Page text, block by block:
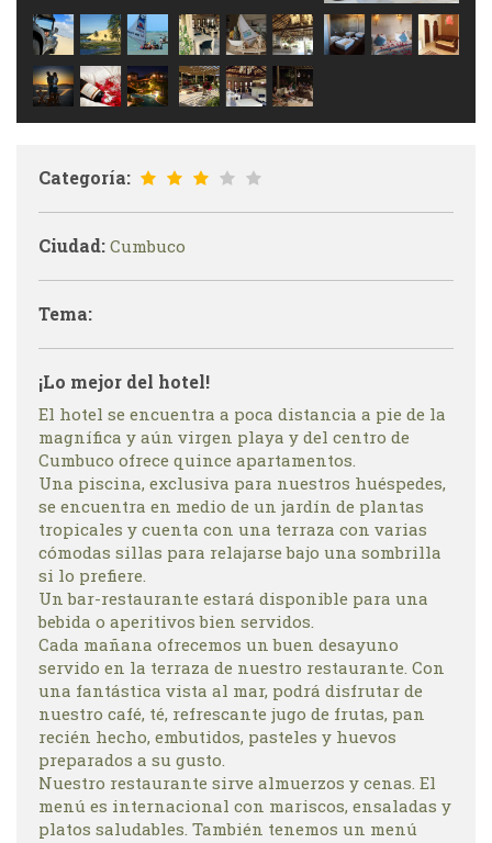
Categoría:
Ciudad: Cumbuco
Tema:
¡Lo mejor del hotel!
El hotel se encuentra a poca distancia a pie de la
magnífica y aún virgen playa y del centro de
Cumbuco ofrece quince apartamentos.
Una piscina, exclusiva para nuestros huéspedes,
se encuentra en medio de un jardín de plantas
tropicales y cuenta con una terraza con varias
cómodas sillas para relajarse bajo una sombrilla
si lo prefiere.
Un bar-restaurante estará disponible para una
bebida o aperitivos bien servidos.
Cada mañana ofrecemos un buen desayuno
servido en la terraza de nuestro restaurante. Con
una fantástica vista al mar, podrá disfrutar de
nuestro café, té, refrescante jugo de frutas, pan
recién hecho, embutidos, pasteles y huevos
preparados a su gusto.
Nuestro restaurante sirve almuerzos y cenas. El
menú es internacional con mariscos, ensaladas y
platos saludables. También tenemos un menú